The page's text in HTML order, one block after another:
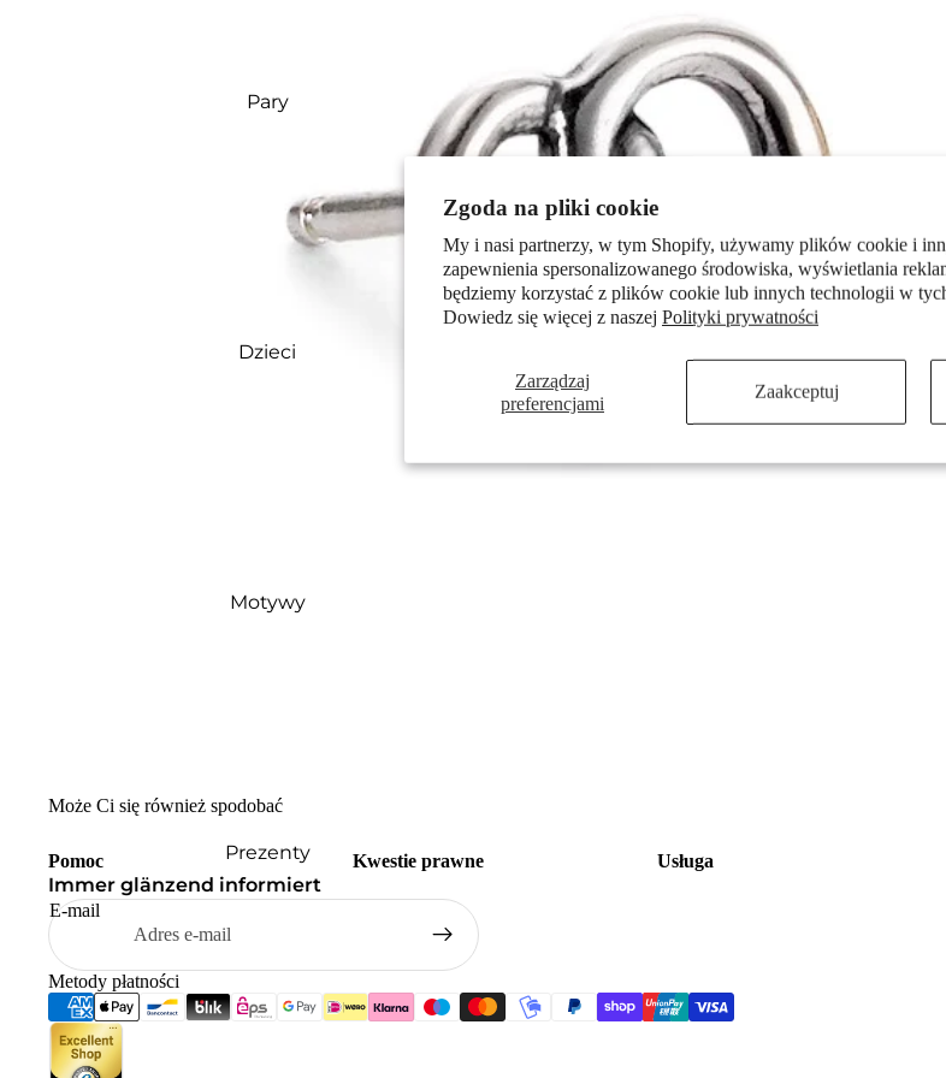
Zgoda na pliki cookie
My i nasi partnerzy, w tym Shopify, używamy plików cookie i
zapewnienia spersonalizowanego środowiska, wyświetlania
będziemy korzystać z plików cookie lub innych technologii w
Dowiedz się więcej z naszej Polityki prywatności
Zarządzaj
preferencjami
Zaakceptuj
Pary
Dzieci
Motywy
Prezenty
Może Ci się również spodobać
Pomoc Kwestie prawne Usługa
Immer glänzend informiert
E-mail
Metody płatności